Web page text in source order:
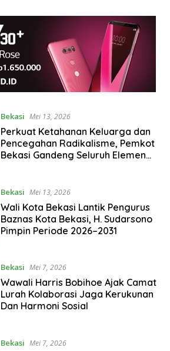
Bekasi Mei 13, 2026
Perkuat Ketahanan Keluarga dan
Pencegahan Radikalisme, Pemkot
Bekasi Gandeng Seluruh Elemen
Bekasi Mei 13, 2026
Wali Kota Bekasi Lantik Pengurus
Baznas Kota Bekasi, H. Sudarsono
Pimpin Periode 2026–2031
Bekasi Mei 7, 2026
Wawali Harris Bobihoe Ajak Camat
Lurah Kolaborasi Jaga Kerukunan
Dan Harmoni Sosial
Bekasi Mei 7, 2026